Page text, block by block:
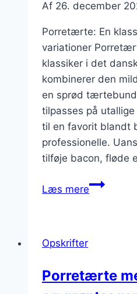
Af 26. december
Porretærte: En
variationer
klassiker i det
kombinerer den
en sprød
tilpasses på
til en favorit blandt
professionelle.
tilføje bacon, fløde
Læs merePorretærte
Opskrifter
Porretærte